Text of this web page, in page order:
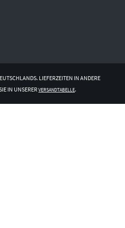
LIEFERZEITEN IN ANDERE
IN UNSERERVERSANDTABELLE.